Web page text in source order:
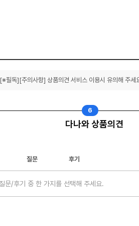
[※필독][주의사항] 상품의견 서비스 이용시 유의해 주세
다나와 상품의견
6
질문 후기